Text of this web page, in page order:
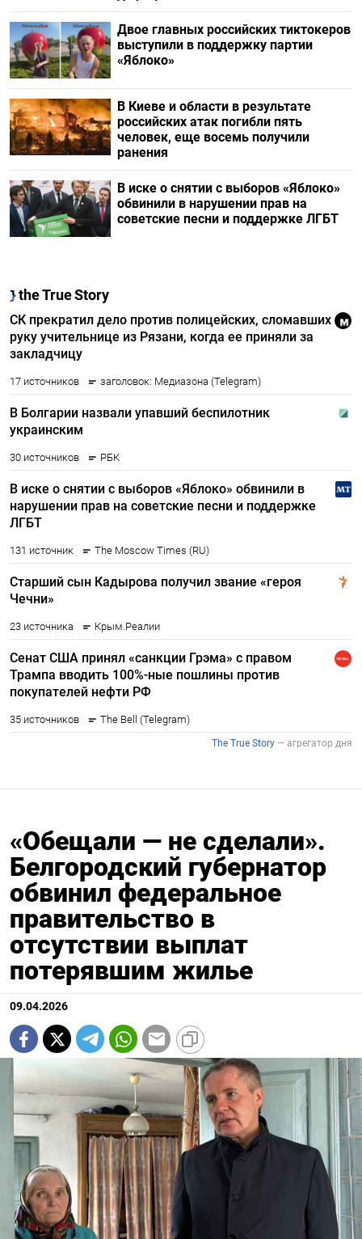
Двое главных российских тиктокеров
выступили в поддержку партии
«Яблоко»
В Киеве и области в результате
российских атак погибли пять
человек, еще восемь получили
ранения
В иске о снятии с выборов «Яблоко»
обвинили в нарушении прав на
советские песни и поддержке ЛГБТ
«Обещали — не сделали».
Белгородский губернатор
обвинил федеральное
правительство в
отсутствии выплат
потерявшим жилье
09.04.2026